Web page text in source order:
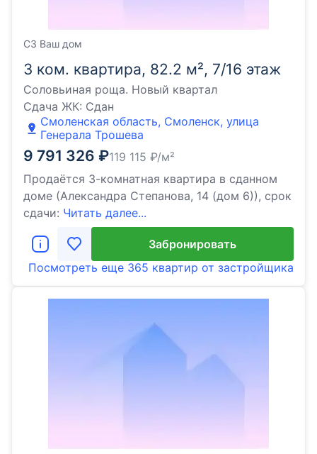
3 ком. квартира, 82.2 м², 7/16 этаж
Соловьиная роща. Новый квартал
Сдача ЖК: Сдан
Смоленская область, Смоленск, улица
Генерала Трошева
9 791 326 ₽119 115 ₽/м²
Продаётся 3-комнатная квартира в сданном
доме (Александра Степанова, 14 (дом 6)), срок
сдачи: Читать далее...
СЗ Ваш дом
Забронировать
Посмотреть еще 365 квартир от застройщика